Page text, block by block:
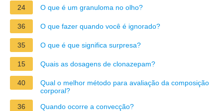
24 O que é um granuloma no olho?
36 O que fazer quando você é ignorado?
35 O que é que significa surpresa?
15 Quais as dosagens de clonazepam?
40
Qual o melhor método para avaliação da composição
corporal?
36
Quando ocorre a convecção?